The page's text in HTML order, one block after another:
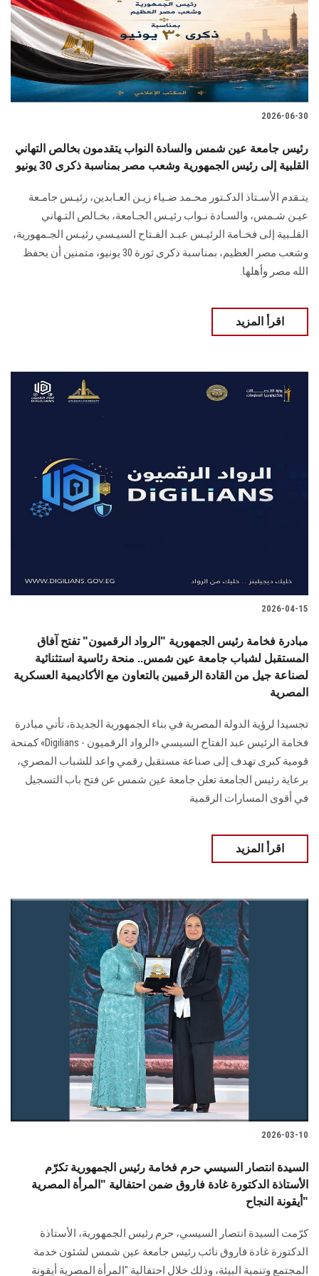
الطلاب
هيئة التدريس
الدراسات العليا
الموظفون
الزائـرون
سجل الان
2026-06-30
رئيس جامعة عين شمس والسادة النواب يتقدمون بخالص التهاني
القلبية إلى رئيس الجمهورية وشعب مصر بمناسبة ذكرى 30 يونيو
يتـقدم الأسـتاذ الدكـتور محـمد ضـياء زيـن العـابدين، رئيـس جامـعة
عيـن شـمس، والسـادة نـواب رئيـس الجـامعة، بخـالص التـهاني
القلـبية إلى فخـامة الرئيـس عبـد الفـتاح السيـسي رئيـس الجـمهورية،
وشعب مصر العظيم، بمناسبة ذكرى ثورة 30 يونيو، متمنين أن يحفظ
الله مصر وأهلها.
اقرأ المزيد
2026-04-15
مبادرة فخامة رئيس الجمهورية "الرواد الرقميون" تفتح آفاق
المستقبل لشباب جامعة عين شمس.. منحة رئاسية استثنائية
لصناعة جيل من القادة الرقميين بالتعاون مع الأكاديمية العسكرية
المصرية
تجسيدا لرؤية الدولة المصرية في بناء الجمهورية الجديدة، تأتي مبادرة
فخامة الرئيس عبد الفتاح السيسي «الرواد الرقميون - Digilians» كمنحة
قومية كبرى تهدف إلى صناعة مستقبل رقمي واعد للشباب المصري،
برعاية رئيس الجامعة تعلن جامعة عين شمس عن فتح باب التسجيل
في أقوى المسارات الرقمية
اقرأ المزيد
2026-03-10
السيدة انتصار السيسي حرم فخامة رئيس الجمهورية تكرّم
الأستاذة الدكتورة غادة فاروق ضمن احتفالية "المرأة المصرية
أيقونة النجاح"
كرّمت السيدة انتصار السيسي، حرم رئيس الجمهورية، الأستاذة
الدكتورة غادة فاروق نائب رئيس جامعة عين شمس لشئون خدمة
المجتمع وتنمية البيئة، وذلك خلال احتفالية "المرأة المصرية أيقونة